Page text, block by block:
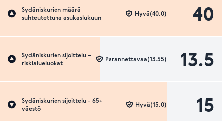
Sydäniskurien määrä
suhteutettuna asukaslukuun
40
Hyvä(40.0)
Sydäniskurien sijoittelu –
riskialueluokat
13.5
Parannettavaa(13.55)
Sydäniskurien sijoittelu - 65+
väestö
15
Hyvä(15.0)